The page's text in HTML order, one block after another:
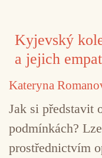
Kyjevský
a jejich
Kateryna
Jak si představit
podmínkách?
prostřednictvím